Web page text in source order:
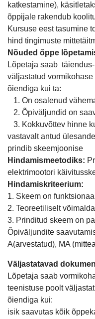
katkestamine),
õppijale rakendub
Kursuse eest tasumine
hind tingimuste
Nõuded õppe
Lõpetaja saab
väljastatud
õiendiga kui ta:
1. On osalenud
2. Õpiväljundid on
3. Kokkuvõttev hinne
vastavalt antud
prindib skeemjoonise
Hindamismeetodiks:
elektrimootori
Hindamiskriteerium:
1. Skeem on
2. Teoreetiliselt
3. Prinditud skeem on
Õpiväljundite
A(arvestatud), MA
Väljastatavad
Lõpetaja saab
teenistuse poolt
õiendiga kui:
isik saavutas kõik